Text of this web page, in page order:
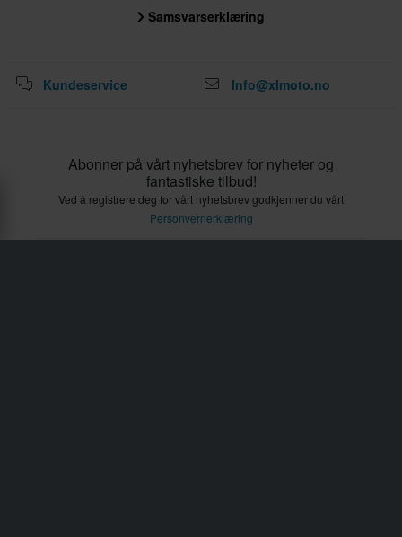
Samsvarserklæring
Kundeservice Info@xlmoto.no
Abonner på vårt nyhetsbrev for nyheter og
fantastiske tilbud!
Ved å registrere deg for vårt nyhetsbrev godkjenner du vårt
Personvernerklæring